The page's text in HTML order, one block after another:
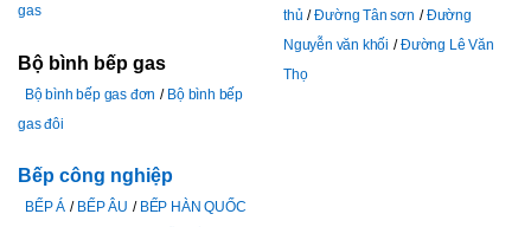
gas
Bộ bình bếp gas
Bộ bình bếp gas đơn
Bộ bình bếp
gas đôi
Bếp công nghiệp
BẾP Á BẾP ÂU
BẾP HÀN QUỐC
thủ
Đường Tân sơn
Đường
Nguyễn văn khối
Đường Lê Văn
Thọ